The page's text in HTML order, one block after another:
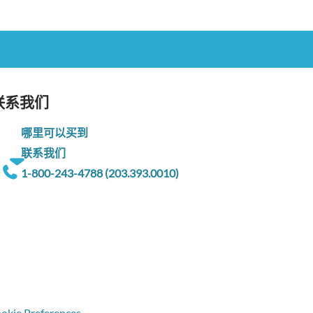
系我们
哪里可以买到
联系我们
1-800-243-4788 (203.393.0010)